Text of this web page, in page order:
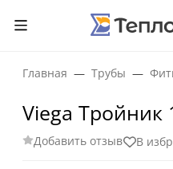
Главная Трубы
Viega Тройник
Добавить отзыв В